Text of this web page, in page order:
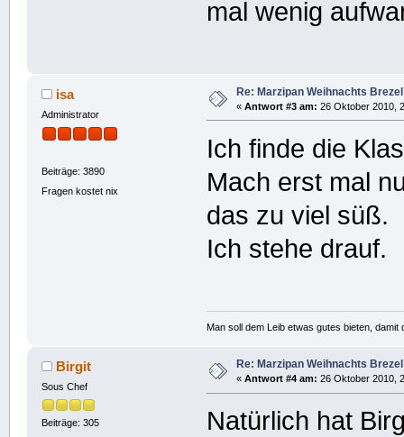
mal wenig
isa
Administrator
Beiträge: 3890
Fragen kostet nix
Re: Marzipan Weihnachts Brezel
« Antwort #3 am: 26 Oktober 2010,
Ich finde die
Mach erst mal
das zu viel süß.
Ich stehe drauf.
Man soll dem Leib etwas gutes bieten,
Birgit
Sous Chef
Beiträge: 305
Re: Marzipan Weihnachts Brezel
« Antwort #4 am: 26 Oktober 2010,
Natürlich hat